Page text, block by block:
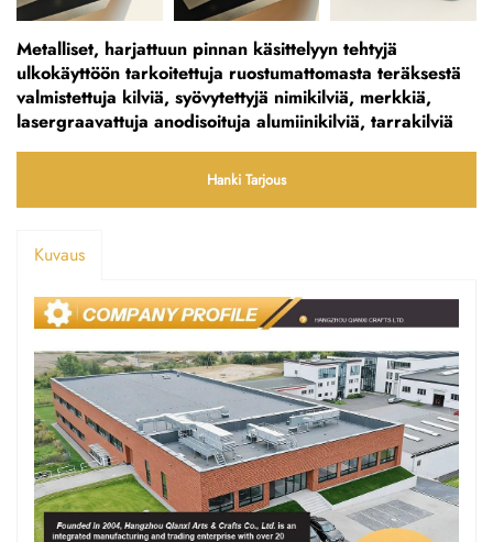
Metalliset, harjattuun pinnan käsittelyyn tehtyjä
ulkokäyttöön tarkoitettuja ruostumattomasta teräksestä
valmistettuja kilviä, syövytettyjä nimikilviä, merkkiä,
lasergraavattuja anodisoituja alumiinikilviä, tarrakilviä
Hanki Tarjous
Kuvaus